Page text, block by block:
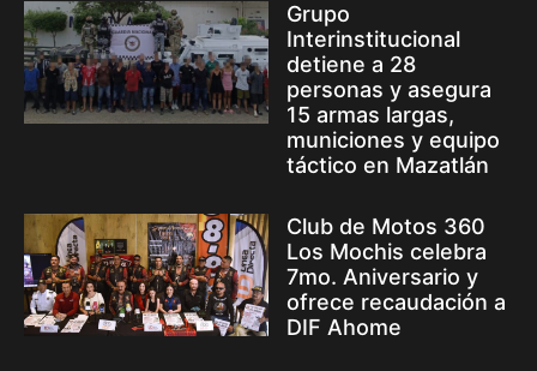
Grupo
Interinstitucional
detiene a 28
personas y asegura
15 armas largas,
municiones y equipo
táctico en Mazatlán
Club de Motos 360
Los Mochis celebra
7mo. Aniversario y
ofrece recaudación a
DIF Ahome